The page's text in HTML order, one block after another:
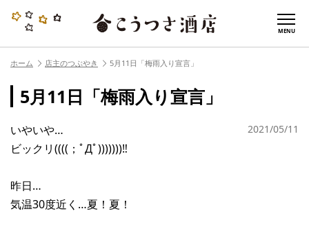
MENU
ホーム 店主のつぶやき 5月11日「梅雨入り宣言」
5月11日「梅雨入り宣言」
2021/05/11
いやいや…
ビックリ((((；ﾟДﾟ)))))))‼︎
昨日…
気温30度近く…夏！夏！